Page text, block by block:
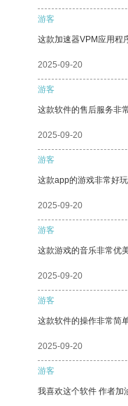
游客
这款加速器VPM应用程
2025-09-20
游客
这款软件的售后服务非
2025-09-20
游客
这款app的游戏非常好
2025-09-20
游客
这款游戏的音乐非常优
2025-09-20
游客
这款软件的操作非常简
2025-09-20
游客
我喜欢这个软件 作者加